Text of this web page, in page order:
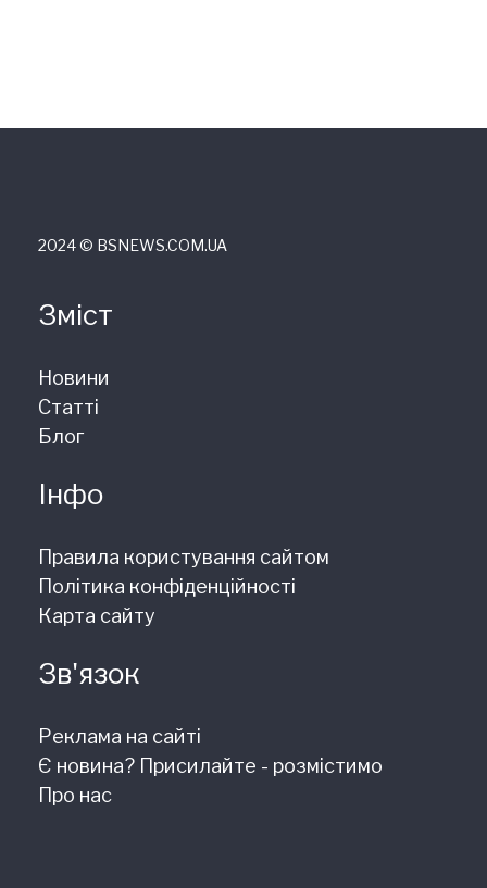
2024 © ВSNEWS.COM.UA
Зміст
Новини
Статті
Блог
Інфо
Правила користування сайтом
Політика конфіденційності
Карта сайту
Зв'язок
Реклама на сайті
Є новина? Присилайте - розмістимо
Про нас